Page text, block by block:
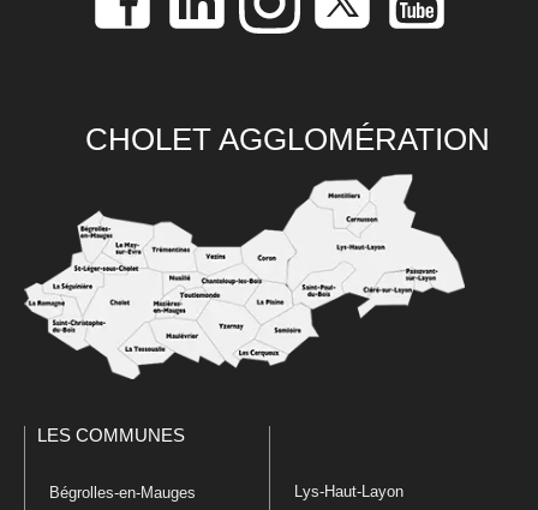
CHOLET AGGLOMÉRATION
LES COMMUNES
Bégrolles-en-Mauges Lys-Haut-Layon